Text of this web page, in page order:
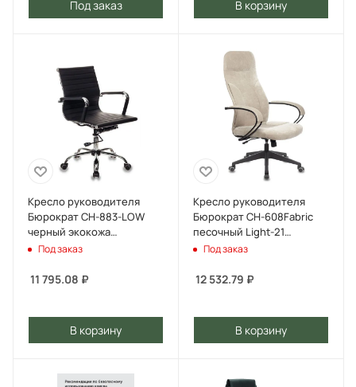
Под заказ В корзину
Кресло руководителя
Бюрократ CH-883-LOW
черный экокожа
низк.спин. крестов.
Под заказ
11 795.08 ₽
В корзину
Кресло руководителя
Бюрократ CH-608Fabric
песочный Light-21
крестов. пластик
Под заказ
12 532.79 ₽
В корзину